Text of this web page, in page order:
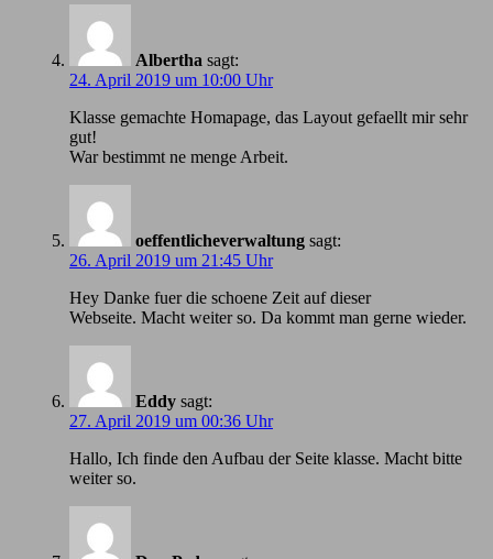
Albertha sagt:
24. April 2019 um 10:00 Uhr
Klasse gemachte Homapage, das Layout gefaellt mir sehr
gut!
War bestimmt ne menge Arbeit.
oeffentlicheverwaltung sagt:
26. April 2019 um 21:45 Uhr
Hey Danke fuer die schoene Zeit auf dieser
Webseite. Macht weiter so. Da kommt man gerne wieder.
Eddy sagt:
27. April 2019 um 00:36 Uhr
Hallo, Ich finde den Aufbau der Seite klasse. Macht bitte
weiter so.